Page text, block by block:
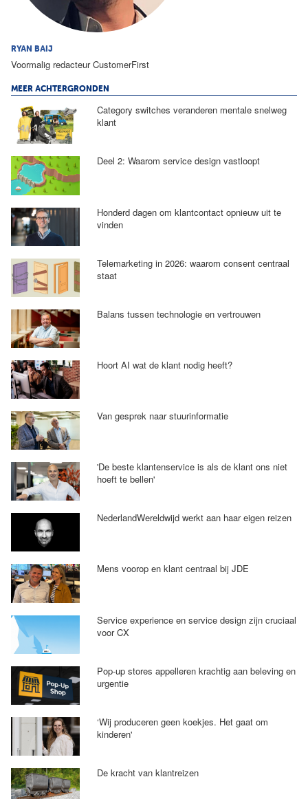
RYAN BAIJ
Voormalig redacteur CustomerFirst
MEER ACHTERGRONDEN
Category switches veranderen mentale snelweg
klant
Deel 2: Waarom service design vastloopt
Honderd dagen om klantcontact opnieuw uit te
vinden
Telemarketing in 2026: waarom consent centraal
staat
Balans tussen technologie en vertrouwen
Hoort AI wat de klant nodig heeft?
Van gesprek naar stuurinformatie
'De beste klantenservice is als de klant ons niet
hoeft te bellen'
NederlandWereldwijd werkt aan haar eigen reizen
Mens voorop en klant centraal bij JDE
Service experience en service design zijn cruciaal
voor CX
Pop-up stores appelleren krachtig aan beleving en
urgentie
‘Wij produceren geen koekjes. Het gaat om
kinderen'
De kracht van klantreizen